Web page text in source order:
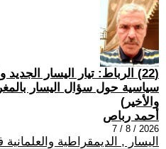
(22) الرباط: تيار اليسار
سياسية حول سؤال اليسار
والأخير)
أحمد رباص
2026 / 8 / 7
اليسار , الديمقراطية